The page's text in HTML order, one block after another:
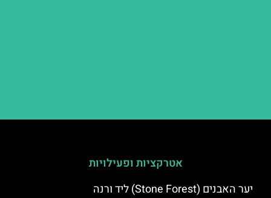
אטרקציות ופעילויות
יער האבנים (Stone Forest) ליד ורנה